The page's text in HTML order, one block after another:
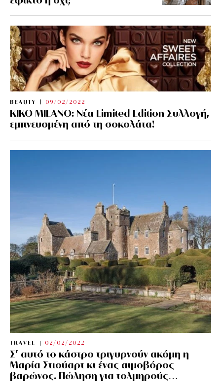
BEAUTY 09/02/2022
KIKO MILANO: Νέα Limited Edition Συλλογή,
εμπνευσμένη από τη σοκολάτα!
TRAVEL 02/02/2022
Σ’ αυτό το κάστρο τριγυρνούν ακόμη η
Μαρία Στιούαρτ κι ένας αιμοβόρος
βαρώνος. Πώληση για τολμηρούς…